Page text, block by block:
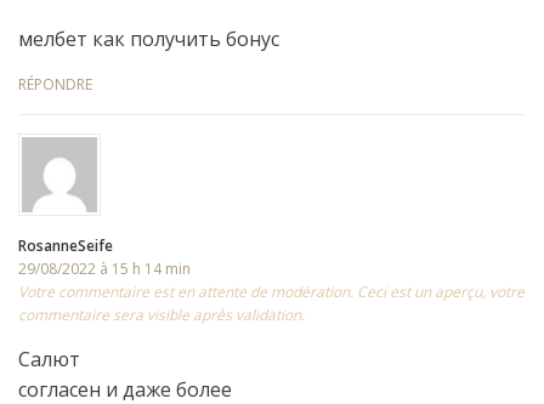
мелбет как получить бонус
RÉPONDRE
RosanneSeife
29/08/2022 à 15 h 14 min
Votre commentaire est en attente de modération. Ceci est un aperçu, votre
commentaire sera visible après validation.
Салют
согласен и даже более